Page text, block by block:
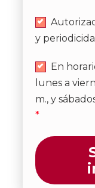
y
En
lunes a
m., y
*